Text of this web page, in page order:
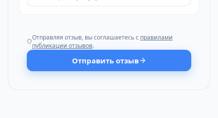
Отправляя отзыв, вы соглашаетесь с правилами
публикации отзывов.
Отправить отзыв